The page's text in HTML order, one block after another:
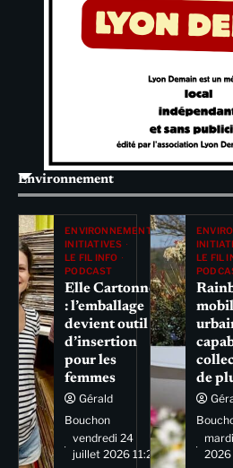
Environnement
ENVIRONNEMENT
INITIATIVES
LE FIL INFO
PODCAST
Elle Cartonne
: l’emballage
devient outil
d’insertion
pour les
femmes
Gérald
Bouchon
vendredi 24
juillet 2026 11:29
LE FIL
de
2026